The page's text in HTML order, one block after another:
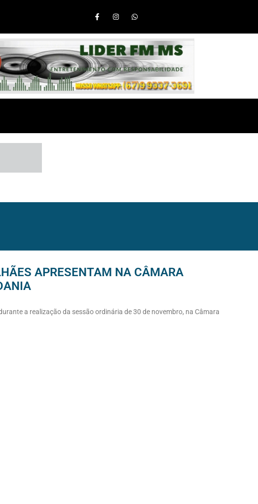
APRESENTAM NA CÂMARA
a realização da sessão ordinária de 30 de novembro, na Câmara